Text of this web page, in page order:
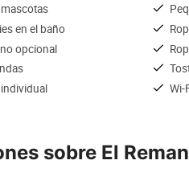
en el baño
opcional
Wi-
sobre El